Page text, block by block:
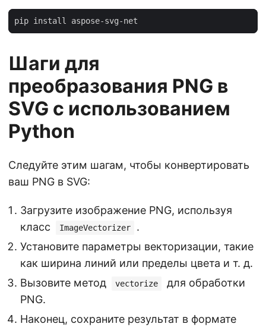
Шаги для
преобразования PNG в
SVG с использованием
Python
Следуйте этим шагам, чтобы конвертировать
ваш PNG в SVG:
Загрузите изображение PNG, используя
класс
ImageVectorizer
.
Установите параметры векторизации, такие
как ширина линий или пределы цвета и т. д.
Вызовите метод
vectorize
для обработки
PNG.
Наконец, сохраните результат в формате